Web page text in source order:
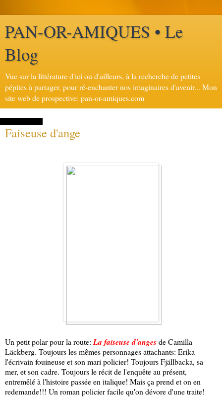
PAN-OR-AMIQUES • Le
Blog
Vue sur la littérature d'ici ou d'ailleurs, à la recherche de petites
pépites à partager, pour ré-enchanter nos imaginaires d'avenir... Mon
site web de prospective: pan-or-amiques.com
Faiseuse d'ange
Un petit polar pour la route: La faiseuse d'angesde Camilla
Läckberg. Toujours les mêmes personnages attachants: Erika
l'écrivain fouineuse et son mari policier! Toujours Fjällbacka, sa
mer, et son cadre. Toujours le récit de l'enquête au présent,
entremêlé à l'histoire passée en italique! Mais ça prend et on en
redemande!!! Un roman policier facile qu'on dévore d'une traite!